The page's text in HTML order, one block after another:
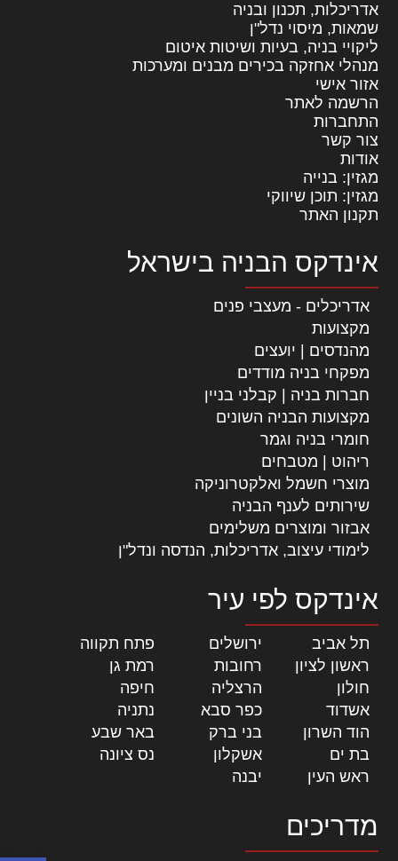
אדריכלות, תכנון ובניה
שמאות, מיסוי נדל"ן
ליקויי בניה, בעיות ושיטות איטום
מנהלי אחזקה בכירים מבנים ומערכות
אזור אישי
הרשמה לאתר
התחברות
צור קשר
אודות
מגזין: בנייה
מגזין: תוכן שיווקי
תקנון האתר
אינדקס הבניה בישראל
אדריכלים - מעצבי פנים
מקצועות
מהנדסים | יועצים
מפקחי בניה מודדים
חברות בניה | קבלני בניין
מקצועות הבניה השונים
חומרי בניה וגמר
ריהוט | מטבחים
מוצרי חשמל ואלקטרוניקה
שירותים לענף הבניה
אבזור ומוצרים משלימים
לימודי עיצוב, אדריכלות, הנדסה ונדל"ן
אינדקס לפי עיר
תל אביב ירושלים פתח תקווה
ראשון לציון
רחובות רמת גן
חולון
הרצליה חיפה
אשדוד
כפר סבא נתניה
הוד השרון
בני ברק באר שבע
בת ים
אשקלון נס ציונה
ראש העין
יבנה
מדריכים